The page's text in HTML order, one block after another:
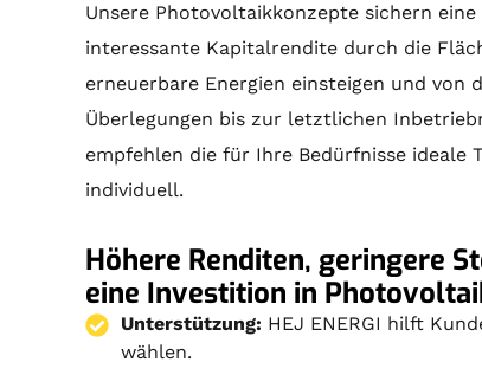
Unsere Photovoltaikkonzepte sichern
interessante Kapitalrendite durch die
erneuerbare Energien einsteigen und
Überlegungen bis zur letztlichen
empfehlen die für Ihre Bedürfnisse ideale
individuell.
Höhere Renditen, geringere
eine Investition in
Unterstützung: HEJ ENERGI hilft
wählen.